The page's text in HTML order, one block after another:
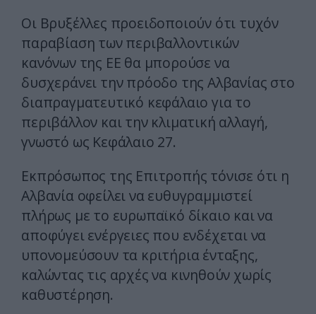
Οι Βρυξέλλες προειδοποιούν ότι τυχόν
παραβίαση των περιβαλλοντικών
κανόνων της ΕΕ θα μπορούσε να
δυσχεράνει την πρόοδο της Αλβανίας στο
διαπραγματευτικό κεφάλαιο για το
περιβάλλον και την κλιματική αλλαγή,
γνωστό ως Κεφάλαιο 27.
Εκπρόσωπος της Επιτροπής τόνισε ότι η
Αλβανία οφείλει να ευθυγραμμιστεί
πλήρως με το ευρωπαϊκό δίκαιο και να
αποφύγει ενέργειες που ενδέχεται να
υπονομεύσουν τα κριτήρια ένταξης,
καλώντας τις αρχές να κινηθούν χωρίς
καθυστέρηση.